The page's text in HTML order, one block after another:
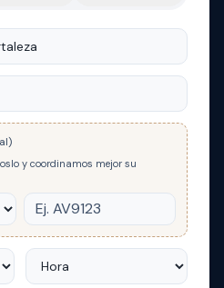
y coordinamos mejor su
Hora